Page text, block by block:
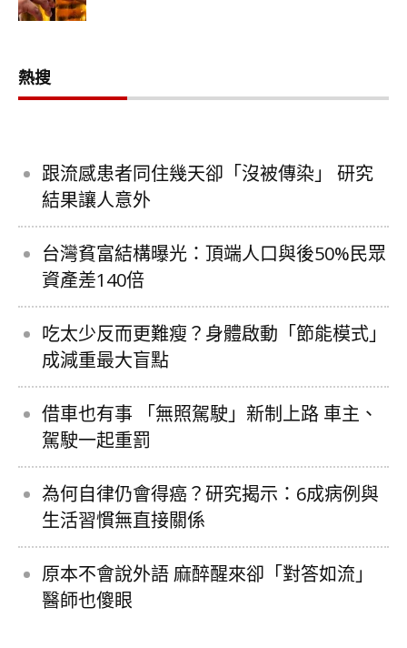
熱搜
跟流感患者同住幾天卻「沒被傳染」 研究
結果讓人意外
台灣貧富結構曝光：頂端人口與後50%民眾
資產差140倍
吃太少反而更難瘦？身體啟動「節能模式」
成減重最大盲點
借車也有事 「無照駕駛」新制上路 車主、
駕駛一起重罰
為何自律仍會得癌？研究揭示：6成病例與
生活習慣無直接關係
原本不會說外語 麻醉醒來卻「對答如流」
醫師也傻眼